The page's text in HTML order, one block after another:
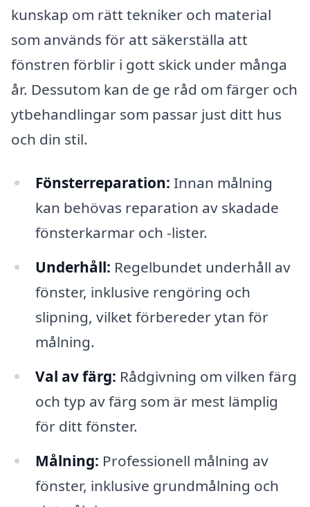
kunskap om rätt tekniker och material
som används för att säkerställa att
fönstren förblir i gott skick under många
år. Dessutom kan de ge råd om färger och
ytbehandlingar som passar just ditt hus
och din stil.
Fönsterreparation: Innan målning
kan behövas reparation av skadade
fönsterkarmar och -lister.
Underhåll: Regelbundet underhåll av
fönster, inklusive rengöring och
slipning, vilket förbereder ytan för
målning.
Val av färg: Rådgivning om vilken färg
och typ av färg som är mest lämplig
för ditt fönster.
Målning: Professionell målning av
fönster, inklusive grundmålning och